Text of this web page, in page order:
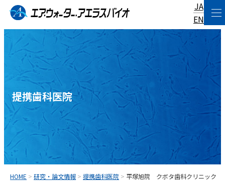
コ
ン
テ
ン
へ
ス
キ
ッ
プ
EN
JA
提携歯科医院
HOME >研究・論文情報 >提携歯科医院 > 平塚旭院 クボタ歯科クリニック